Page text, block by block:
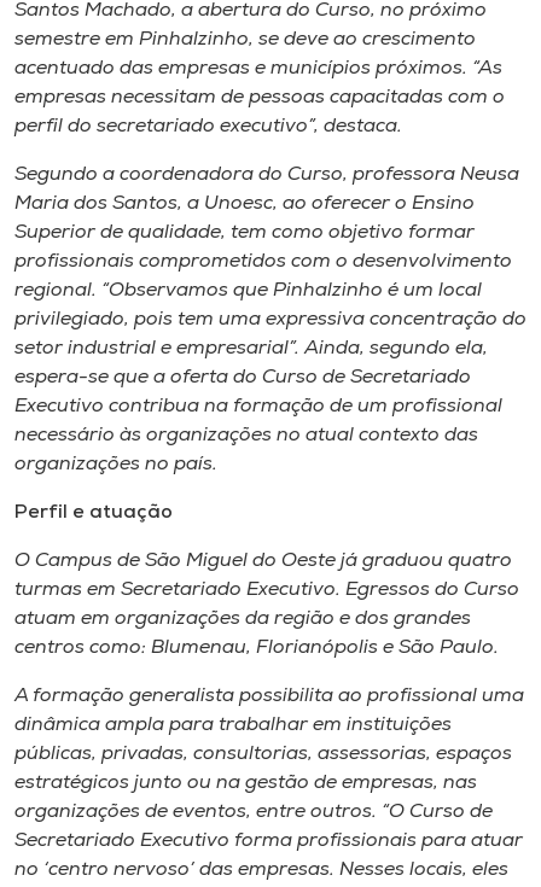
Museu
Unoesc
Selecione
A+
A-
Santos Machado, a abertura do Curso, no próximo
semestre em Pinhalzinho, se deve ao crescimento
acentuado das empresas e municípios próximos. “As
empresas necessitam de pessoas capacitadas com o
perfil do secretariado executivo”, destaca.
Segundo a coordenadora do Curso, professora Neusa
Maria dos Santos, a Unoesc, ao oferecer o Ensino
Superior de qualidade, tem como objetivo formar
profissionais comprometidos com o desenvolvimento
regional. “Observamos que Pinhalzinho é um local
privilegiado, pois tem uma expressiva concentração do
setor industrial e empresarial”. Ainda, segundo ela,
espera-se que a oferta do Curso de Secretariado
Executivo contribua na formação de um profissional
necessário às organizações no atual contexto das
organizações no país.
Perfil e atuação
O Campus de São Miguel do Oeste já graduou quatro
turmas em Secretariado Executivo. Egressos do Curso
atuam em organizações da região e dos grandes
centros como: Blumenau, Florianópolis e São Paulo.
A formação generalista possibilita ao profissional uma
dinâmica ampla para trabalhar em instituições
públicas, privadas, consultorias, assessorias, espaços
estratégicos junto ou na gestão de empresas, nas
organizações de eventos, entre outros. “O Curso de
Secretariado Executivo forma profissionais para atuar
no ‘centro nervoso’ das empresas. Nesses locais, eles